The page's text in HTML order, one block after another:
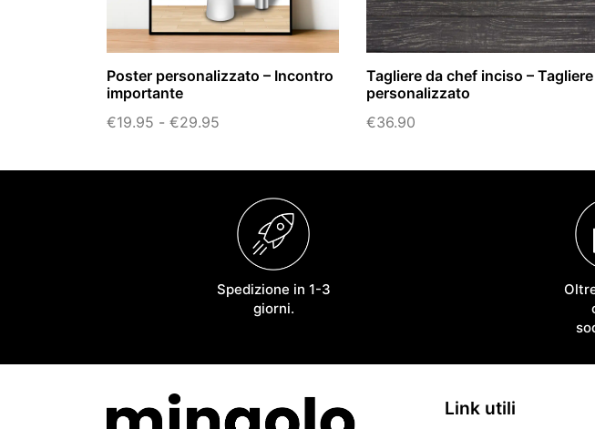
Poster personalizzato – Incontro
importante
€19.95 - €29.95
prezzo:
€19.95
€29.95
Tagliere da chef inciso – Tagliere
personalizzato
€36.90
Spedizione in 1-3
giorni.
Link utili